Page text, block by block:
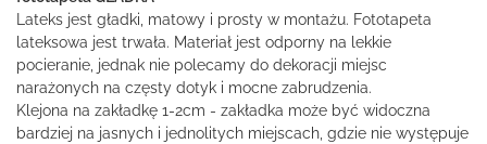
Lateks jest gładki, matowy i prosty w montażu. Fototapeta
lateksowa jest trwała. Materiał jest odporny na lekkie
pocieranie, jednak nie polecamy do dekoracji miejsc
narażonych na częsty dotyk i mocne zabrudzenia.
Klejona na zakładkę 1-2cm - zakładka może być widoczna
bardziej na jasnych i jednolitych miejscach, gdzie nie występuje